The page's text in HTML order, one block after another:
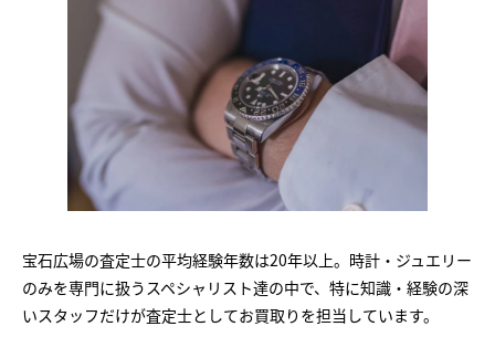
宝石広場の査定士の平均経験年数は20年以上。時計・ジュエリー
のみを専門に扱うスペシャリスト達の中で、特に知識・経験の深
いスタッフだけが査定士としてお買取りを担当しています。